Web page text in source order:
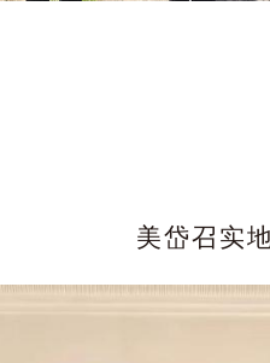
美岱召实